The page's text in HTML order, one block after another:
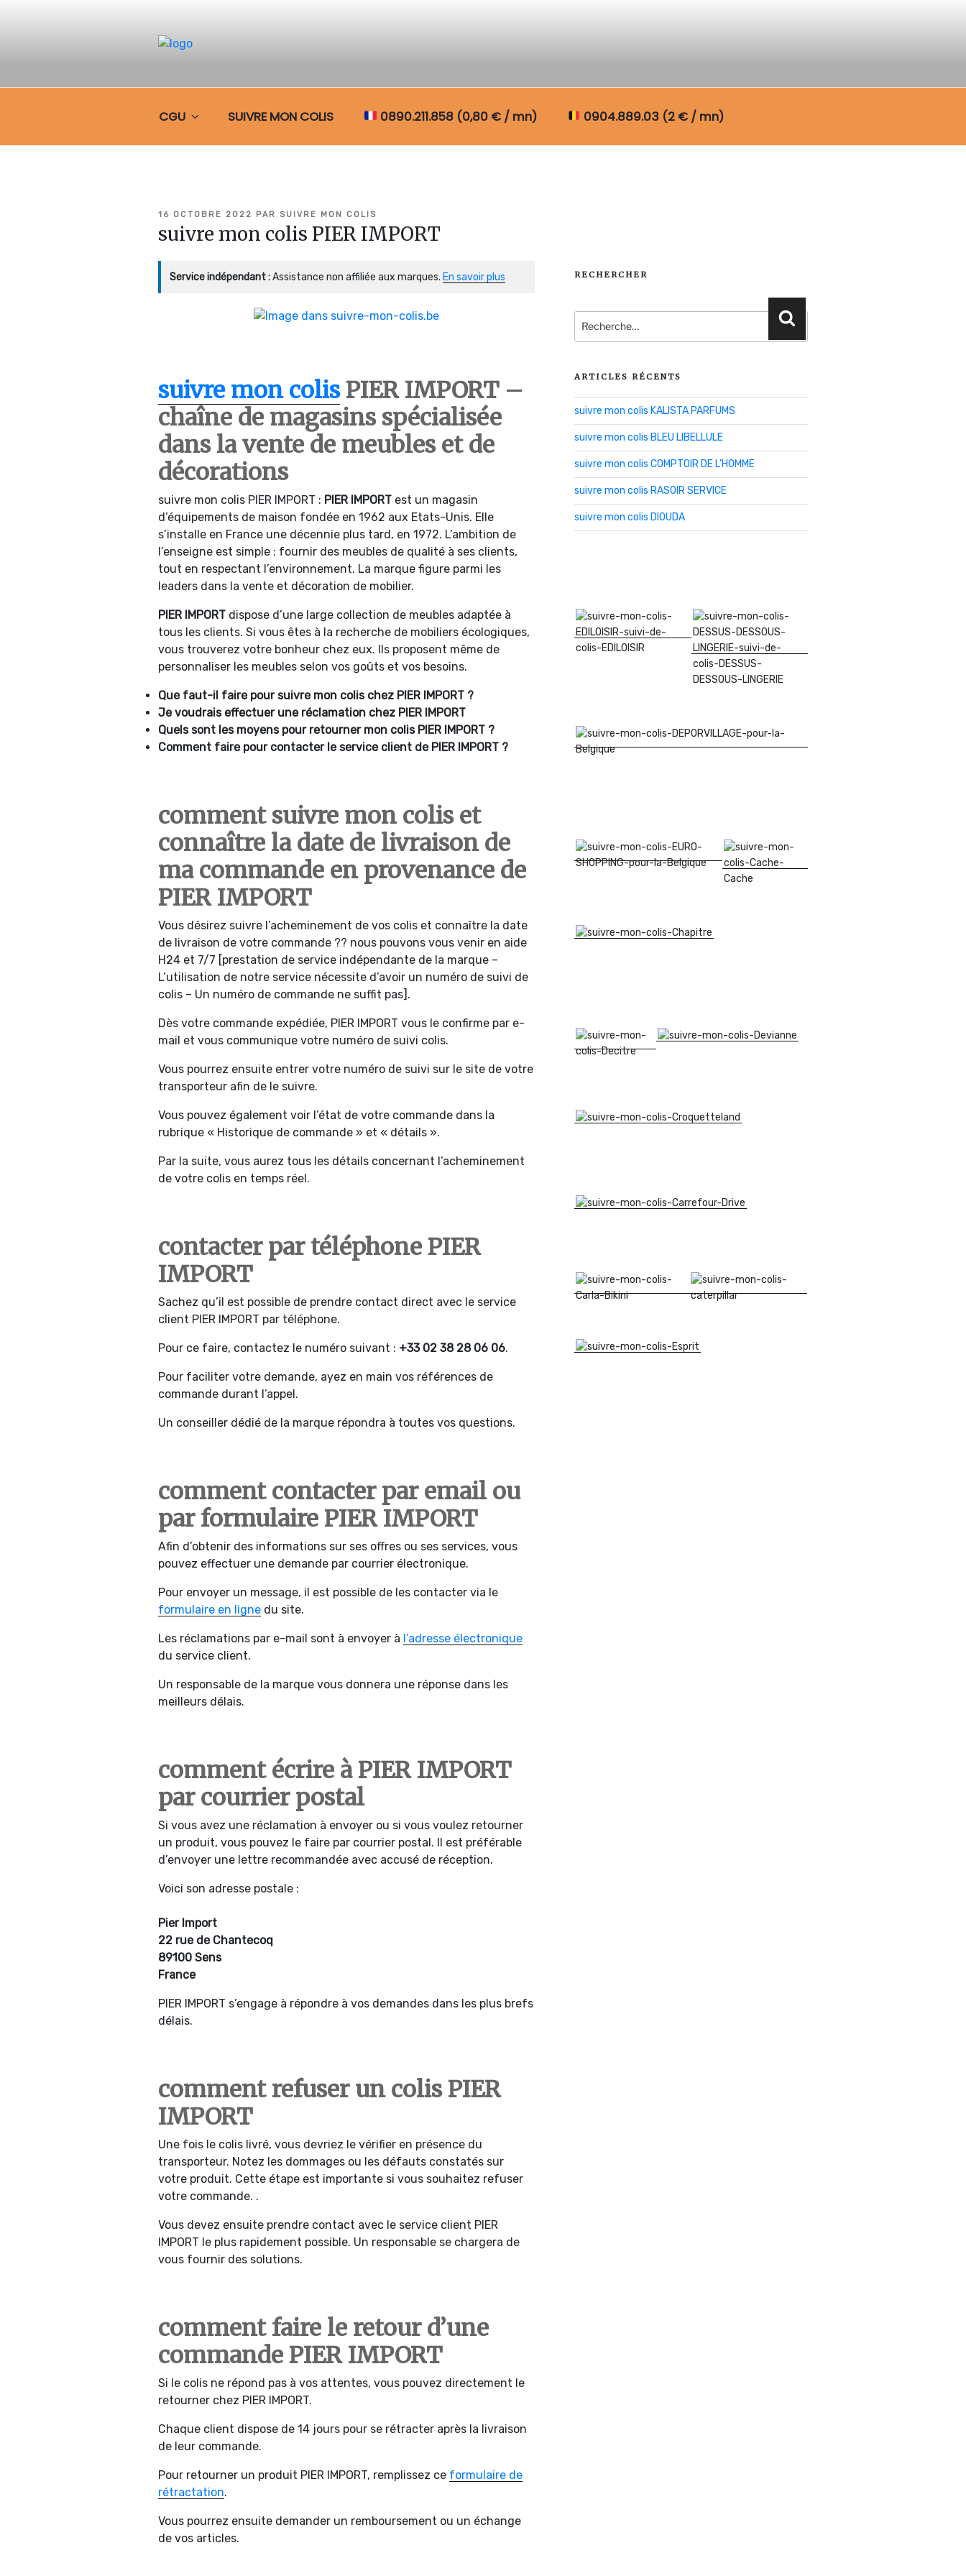
CGU SUIVRE MON COLIS 0890.211.858 (0,80 € / mn) 0904.889.03 (2 € / mn)
PUBLIÉ
16 OCTOBRE 2022 PAR SUIVRE MON COLIS
suivre mon colis PIER IMPORT
Service indépendant :Assistance non affiliée aux marques. En savoir plus
suivre mon colisPIER IMPORT –
chaîne de magasins spécialisée
dans la vente de meubles et de
décorations
suivre mon colis PIER IMPORT : PIER IMPORT est un magasin
d’équipements de maison fondée en 1962 aux Etats-Unis. Elle
s’installe en France une décennie plus tard, en 1972. L’ambition de
l’enseigne est simple : fournir des meubles de qualité à ses clients,
tout en respectant l’environnement. La marque figure parmi les
leaders dans la vente et décoration de mobilier.
PIER IMPORT dispose d’une large collection de meubles adaptée à
tous les clients. Si vous êtes à la recherche de mobiliers écologiques,
vous trouverez votre bonheur chez eux. Ils proposent même de
personnaliser les meubles selon vos goûts et vos besoins.
Que faut-il faire pour suivre mon colis chez PIER IMPORT ?
Je voudrais effectuer une réclamation chez PIER IMPORT
Quels sont les moyens pour retourner mon colis PIER IMPORT ?
Comment faire pour contacter le service client de PIER IMPORT ?
comment suivre mon colis et
connaître la date de livraison de
ma commande en provenance de
PIER IMPORT
Vous désirez suivre l’acheminement de vos colis et connaître la date
de livraison de votre commande ?? nous pouvons vous venir en aide
H24 et 7/7 [prestation de service indépendante de la marque –
L’utilisation de notre service nécessite d’avoir un numéro de suivi de
colis – Un numéro de commande ne suffit pas].
Dès votre commande expédiée, PIER IMPORT vous le confirme par e-
mail et vous communique votre numéro de suivi colis.
Vous pourrez ensuite entrer votre numéro de suivi sur le site de votre
transporteur afin de le suivre.
Vous pouvez également voir l’état de votre commande dans la
rubrique « Historique de commande » et « détails ».
Par la suite, vous aurez tous les détails concernant l’acheminement
de votre colis en temps réel.
contacter par téléphone PIER
IMPORT
Sachez qu’il est possible de prendre contact direct avec le service
client PIER IMPORT par téléphone.
Pour ce faire, contactez le numéro suivant : +33 02 38 28 06 06.
Pour faciliter votre demande, ayez en main vos références de
commande durant l’appel.
Un conseiller dédié de la marque répondra à toutes vos questions.
comment contacter par email ou
par formulaire PIER IMPORT
Afin d’obtenir des informations sur ses offres ou ses services, vous
pouvez effectuer une demande par courrier électronique.
Pour envoyer un message, il est possible de les contacter via le
formulaire en ligne du site.
Les réclamations par e-mail sont à envoyer à l’adresse électronique
du service client.
Un responsable de la marque vous donnera une réponse dans les
meilleurs délais.
comment écrire à PIER IMPORT
par courrier postal
Si vous avez une réclamation à envoyer ou si vous voulez retourner
un produit, vous pouvez le faire par courrier postal. Il est préférable
d’envoyer une lettre recommandée avec accusé de réception.
Voici son adresse postale :
Pier Import
22 rue de Chantecoq
89100 Sens
France
PIER IMPORT s’engage à répondre à vos demandes dans les plus brefs
délais.
comment refuser un colis PIER
IMPORT
Une fois le colis livré, vous devriez le vérifier en présence du
transporteur. Notez les dommages ou les défauts constatés sur
votre produit. Cette étape est importante si vous souhaitez refuser
votre commande. .
Vous devez ensuite prendre contact avec le service client PIER
IMPORT le plus rapidement possible. Un responsable se chargera de
vous fournir des solutions.
comment faire le retour d’une
commande PIER IMPORT
Si le colis ne répond pas à vos attentes, vous pouvez directement le
retourner chez PIER IMPORT.
Chaque client dispose de 14 jours pour se rétracter après la livraison
de leur commande.
Pour retourner un produit PIER IMPORT, remplissez ce formulaire de
rétractation.
Vous pourrez ensuite demander un remboursement ou un échange
de vos articles.
RECHERCHER
pour
:
ARTICLES RÉCENTS
suivre mon colis KALISTA PARFUMS
suivre mon colis BLEU LIBELLULE
suivre mon colis COMPTOIR DE L’HOMME
suivre mon colis RASOIR SERVICE
suivre mon colis DIOUDA